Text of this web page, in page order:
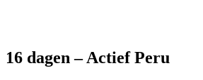
16 dagen – Actief Peru